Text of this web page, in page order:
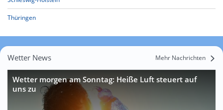
Thüringen
Wetter News Mehr Nachrichten
Wetter morgen am Sonntag: Heiße Luft steuert auf
uns zu